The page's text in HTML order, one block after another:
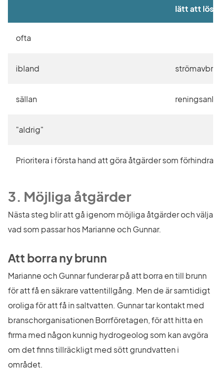
lätt att lösa
ofta
ibland
sällan
"aldrig"
Prioritera i första hand att göra åtgärder som
3. Möjliga åtgärder
Nästa steg blir att gå igenom möjliga åtgärder och välja
vad som passar hos Marianne och Gunnar.
Att borra ny brunn
Marianne och Gunnar funderar på att borra en till brunn
för att få en säkrare vattentillgång. Men de är samtidigt
oroliga för att få in saltvatten. Gunnar tar kontakt med
branschorganisationen Borrföretagen, för att hitta en
firma med någon kunnig hydrogeolog som kan avgöra
om det finns tillräckligt med sött grundvatten i
området.